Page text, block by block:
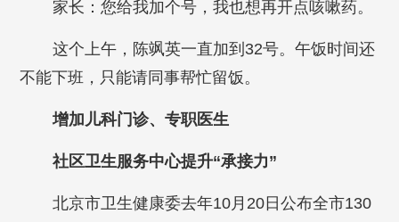
家长：您给我加个号，我也想再开点咳嗽药。
这个上午，陈飒英一直加到32号。午饭时间还
不能下班，只能请同事帮忙留饭。
增加儿科门诊、专职医生
社区卫生服务中心提升“承接力”
北京市卫生健康委去年10月20日公布全市130